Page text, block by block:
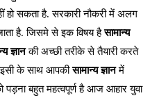
हो सकता है. सरकारी नौकरी में अलग
है. जिसमे से इक विषय हैसामान्य
ज्ञानकी अच्छी तरीके से तैयारी करते
इसी के साथ आपकीसामान्य ज्ञानमें
पड़ना बहुत महत्वपूर्ण है आज आहार युवा